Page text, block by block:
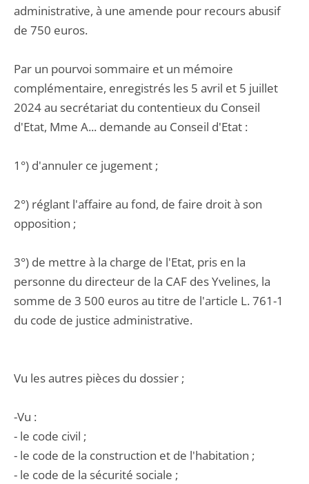
administrative, à une amende pour recours abusif
de 750 euros.
Par un pourvoi sommaire et un mémoire
complémentaire, enregistrés les 5 avril et 5 juillet
2024 au secrétariat du contentieux du Conseil
d'Etat, Mme A... demande au Conseil d'Etat :
1°) d'annuler ce jugement ;
2°) réglant l'affaire au fond, de faire droit à son
opposition ;
3°) de mettre à la charge de l'Etat, pris en la
personne du directeur de la CAF des Yvelines, la
somme de 3 500 euros au titre de l'article L. 761-1
du code de justice administrative.
Vu les autres pièces du dossier ;
-Vu :
- le code civil ;
- le code de la construction et de l'habitation ;
- le code de la sécurité sociale ;